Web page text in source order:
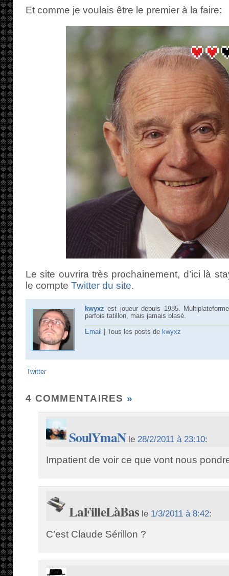
Et comme je voulais être le premier à la faire:
Le site ouvrira très prochainement, d’ici là
le compte Twitter du site.
kwyxz est joueur depuis 1985.
parfois tatillon, mais jamais blasé.
Email | Tous les posts de kwyxz
Twitter
4 COMMENTAIRES »
SoulYmaN le 28/2/2011 à 23:10:
Impatient de voir ce que vont nous
LaFilleLàBas le 1/3/2011 à 8:42:
C’est Claude Sérillon ?